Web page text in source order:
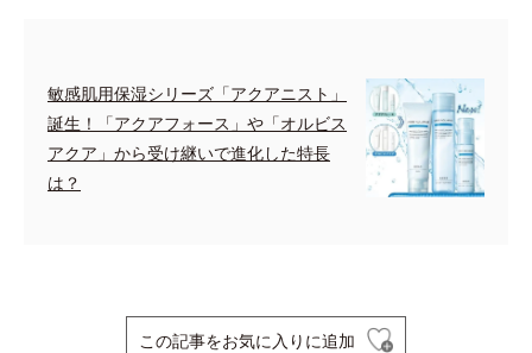
敏感肌用保湿シリーズ「アクアニスト」
誕生！「アクアフォース」や「オルビス
アクア」から受け継いで進化した特長
は？
この記事をお気に入りに追加